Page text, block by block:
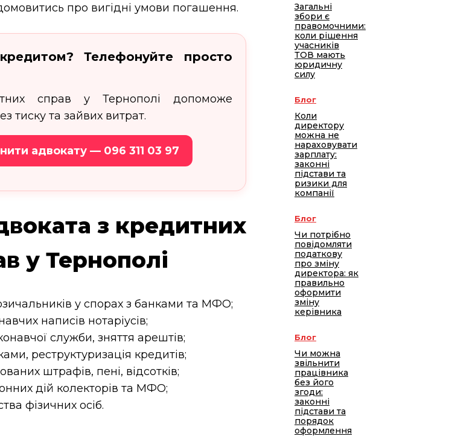
про вигідні умови погашення.
Телефонуйте просто
справ у Тернополі допоможе
тиску та зайвих витрат.
адвокату — 096 311 03 97
з кредитних
у Тернополі
у спорах з банками та МФО;
написів нотаріусів;
служби, зняття арештів;
реструктуризація кредитів;
штрафів, пені, відсотків;
дій колекторів та МФО;
фізичних осіб.
Загальні
збори є
правомочними:
коли рішення
учасників
ТОВ мають
юридичну
силу
Блог
Коли
директору
можна не
нараховувати
зарплату:
законні
підстави та
ризики для
компанії
Блог
Чи потрібно
повідомляти
податкову
про зміну
директора: як
правильно
оформити
зміну
керівника
Блог
Чи можна
звільнити
працівника
без його
згоди:
законні
підстави та
порядок
оформлення